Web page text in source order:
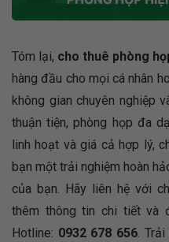
Tóm lại, cho thuê phòng
hàng đầu cho mọi cá nhân
không gian chuyên nghiệp
thuận tiện, phòng họp đa
linh hoạt và giá cả hợp lý,
bạn một trải nghiệm hoàn
của bạn. Hãy liên hệ với
thêm thông tin chi tiết và
Hotline: 0932 678 656.